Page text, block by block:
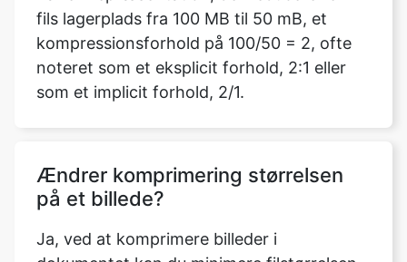
som et implicit forhold, 2/1.
Ændrer komprimering størrelsen
dokumentet kan du minimere filstørrelsen
og spare diskplads. Baseret på, hvordan du
agter at bruge billedet, f.eks. visning på
skærmen eller i en e-mail, minimerer